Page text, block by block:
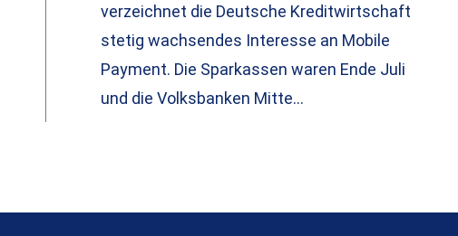
verzeichnet die Deutsche Kreditwirtschaft
stetig wachsendes Interesse an Mobile
Payment. Die Sparkassen waren Ende Juli
und die Volksbanken Mitte…